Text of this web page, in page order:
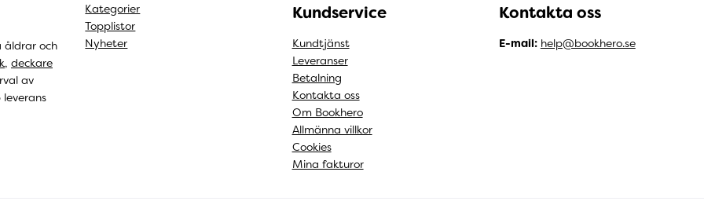
åldrar och
, deckare
av
Kategorier
Topplistor
Nyheter
Kundservice
Kundtjänst
Leveranser
Betalning
Kontakta oss
Om Bookhero
Allmänna villkor
Cookies
Mina fakturor
Kontakta oss
E-mail: help@bookhero.se